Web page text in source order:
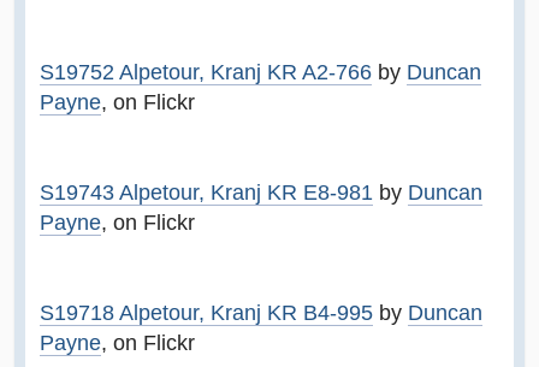
S19752 Alpetour, Kranj KR A2-766 by Duncan
Payne, on Flickr
S19743 Alpetour, Kranj KR E8-981 by Duncan
Payne, on Flickr
S19718 Alpetour, Kranj KR B4-995 by Duncan
Payne, on Flickr